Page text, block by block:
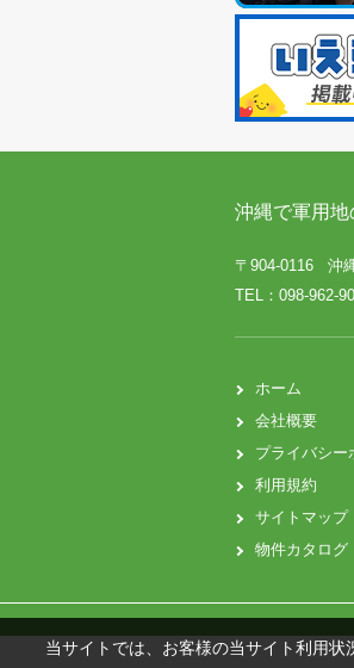
沖縄で軍用
〒904-0116 沖
TEL：098-962-
ホーム
会社概要
プライバシー
利用規約
サイトマップ
物件カタログ
当サイトでは、お客様の当サイト利用